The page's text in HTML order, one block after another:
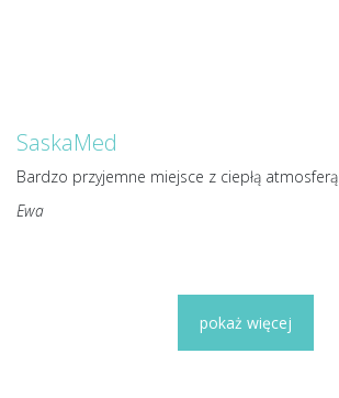
SaskaMed
Bardzo przyjemne miejsce z ciepłą atmosferą.
Ewa
pokaż więcej